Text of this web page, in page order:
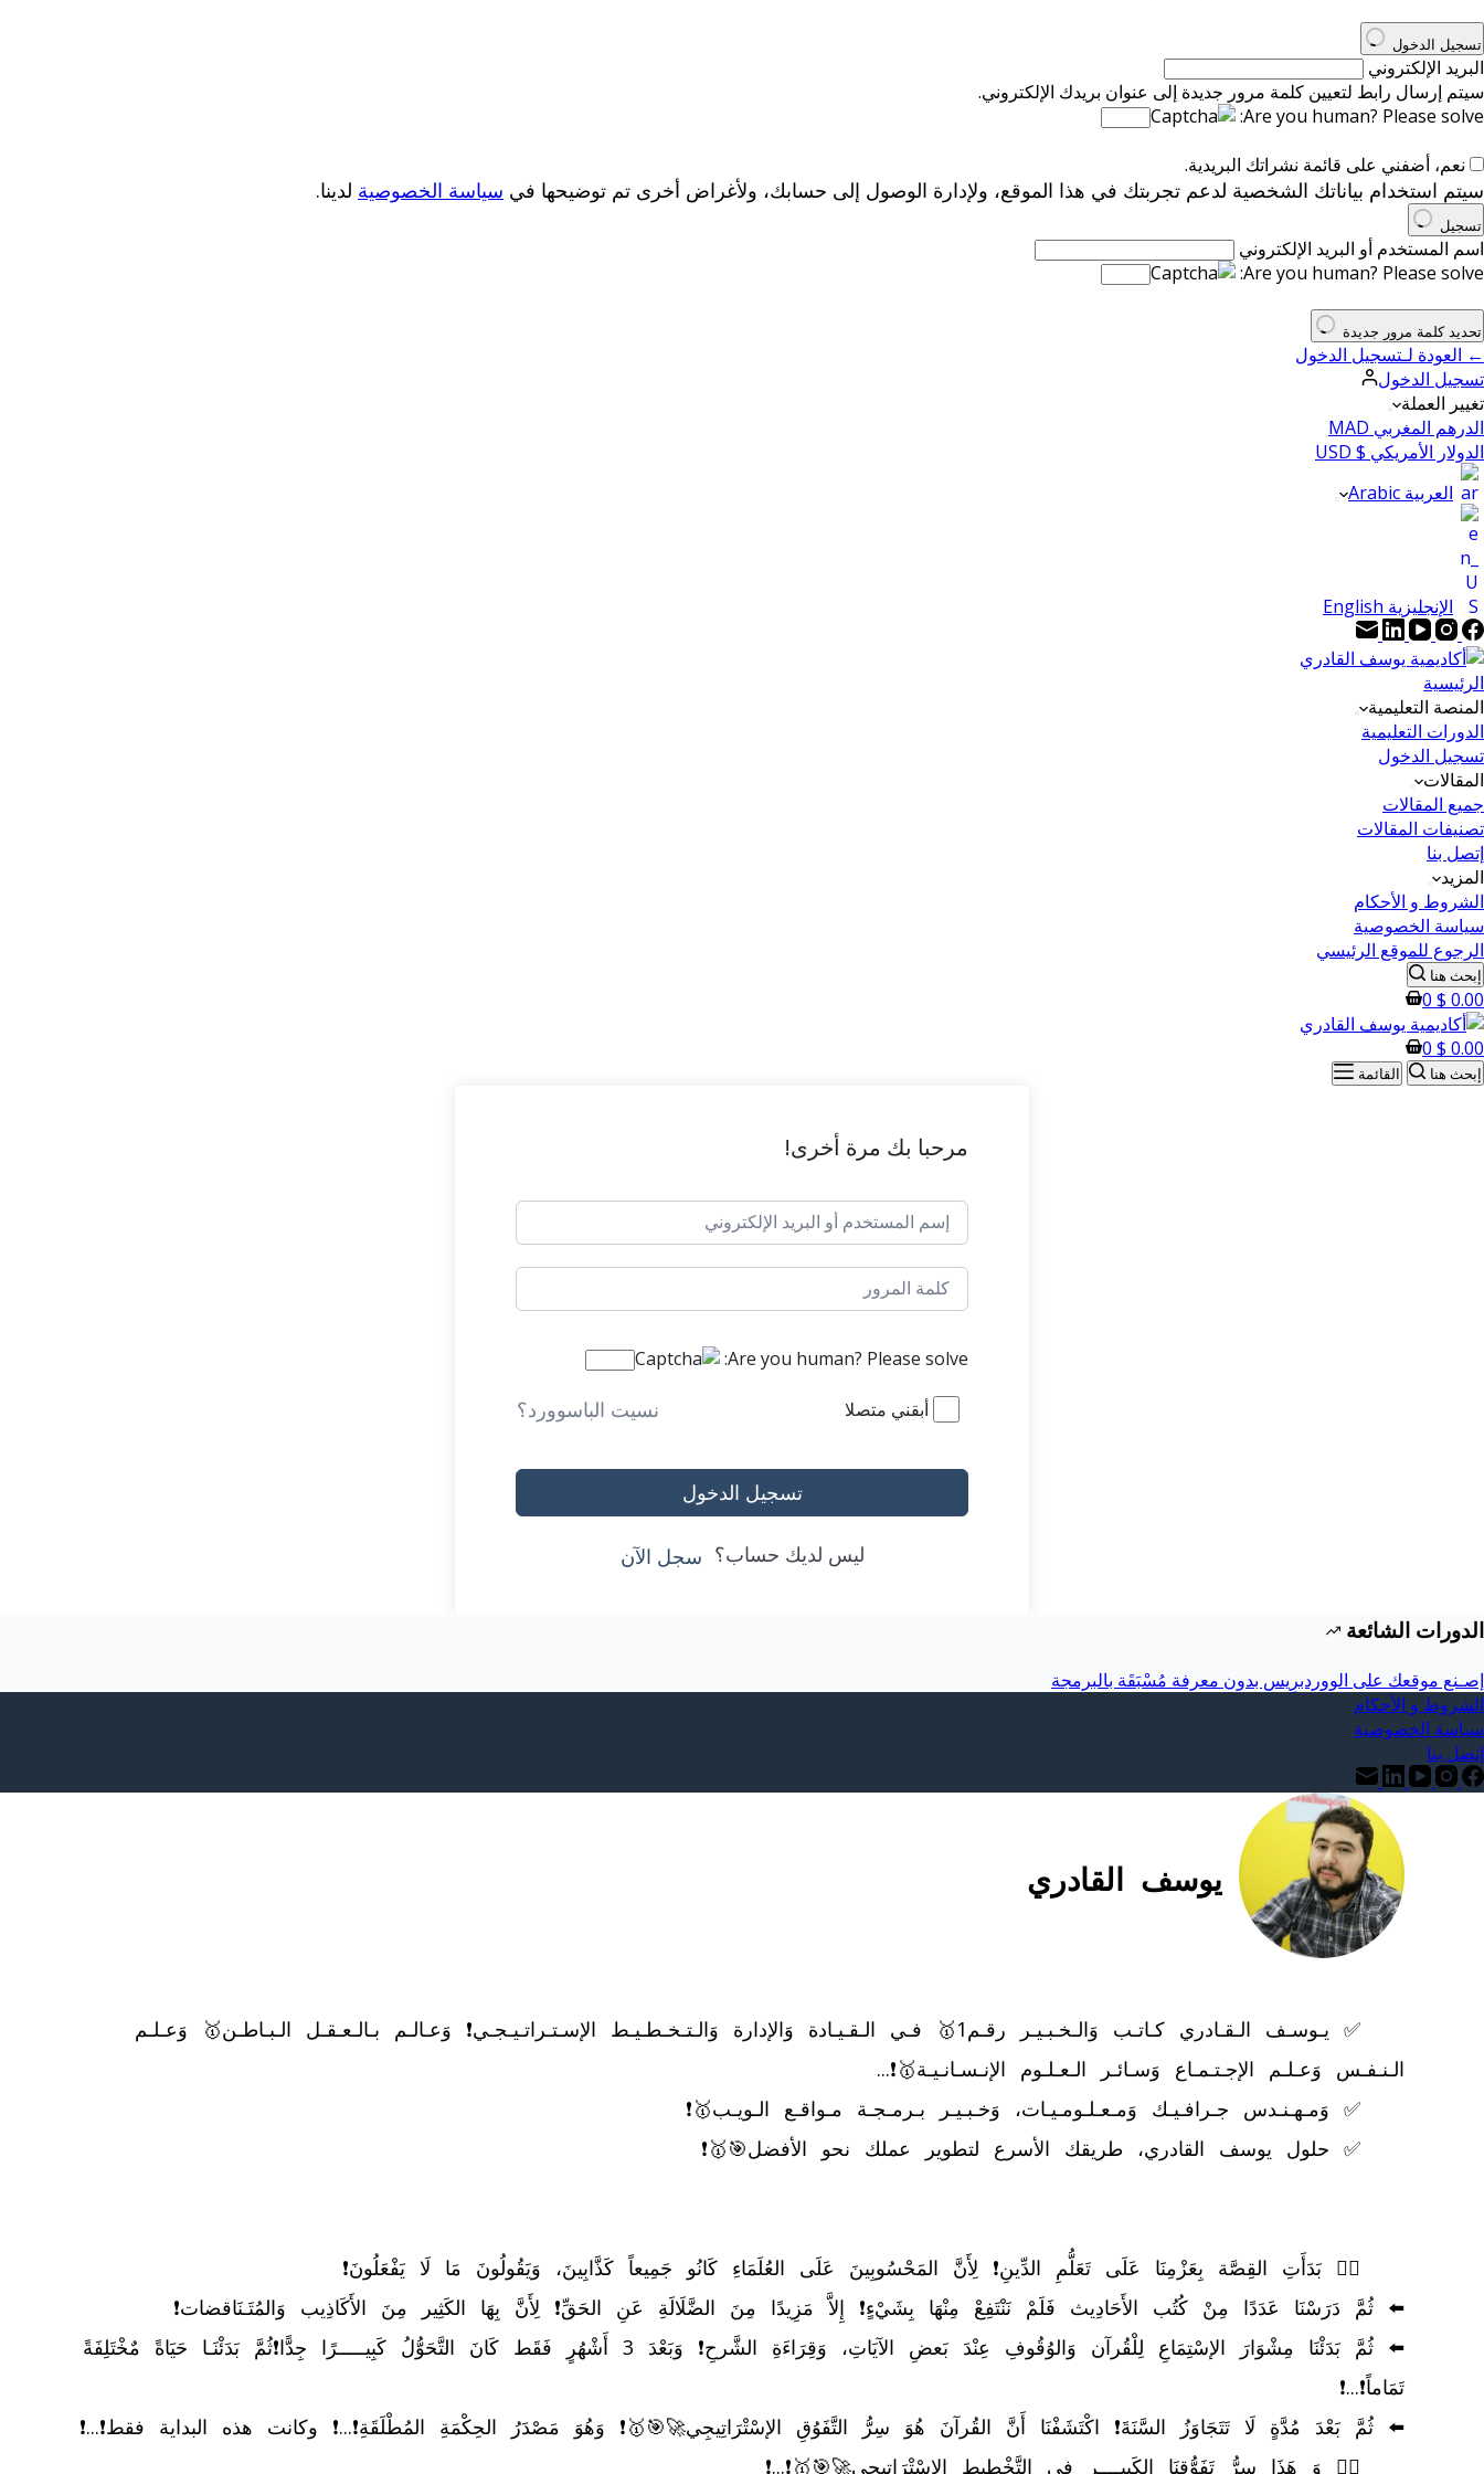
تسجيل الدخول
البريد الإلكتروني
سيتم إرسال رابط لتعيين كلمة مرور جديدة إلى عنوان بريدك الإلكتروني.
Are you human? Please solve:
نعم، أضفني على قائمة نشراتك البريدية.
سيتم استخدام بياناتك الشخصية لدعم تجربتك في هذا الموقع، ولإدارة الوصول إلى حسابك، ولأغراض أخرى تم توضيحها في سياسة الخصوصية لدينا.
تسجيل
اسم المستخدم أو البريد الإلكتروني
Are you human? Please solve:
تحديد كلمة مرور جديدة
← العودة لـتسجيل الدخول
تسجيل الدخول
تغيير العملة
الدرهم المغربي MAD
الدولار الأمريكي $ USD
العربية Arabic
الإنجليزية English
الرئيسية
المنصة التعليمية
الدورات التعليمية
تسجيل الدخول
المقالات
جميع المقالات
تصنيفات المقالات
إتصل بنا
المزيد
الشروط و الأحكام
سياسة الخصوصية
الرجوع للموقع الرئيسي
إبحث هنا
0.00
$
0
0.00
$
0
إبحث هنا القائمة
مرحبا بك مرة أخرى!
Are you human? Please solve:
أبقني متصلا نسيت الباسوورد؟
تسجيل الدخول
ليس لديك حساب؟ سجل الآن
الدورات الشائعة
إصـنع موقعك على الووردبرِيس بدون معرفة مُسْبَقَة بالبرمجة
الشروط و الأحكام
سياسة الخصوصية
إتصل بنا
يوسف القادري